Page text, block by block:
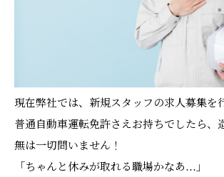
現在弊社では、新規スタッフの求人募集を
普通自動車運転免許さえお持ちでしたら、
無は一切問いません！
「ちゃんと休みが取れる職場かなあ…」